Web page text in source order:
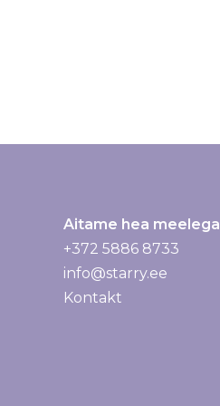
Aitame hea meelega
+372 5886 8733
info@starry.ee
Kontakt